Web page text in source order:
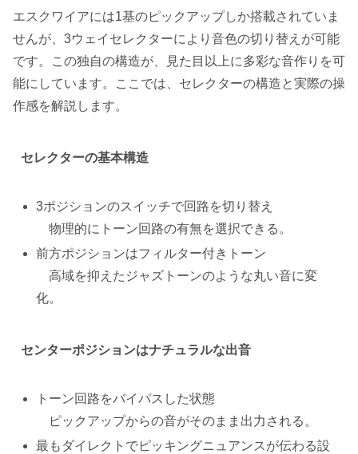
エスクワイアには1基のピックアップしか搭載されていま
せんが、3ウェイセレクターにより音色の切り替えが可能
です。この独自の構造が、見た目以上に多彩な音作りを可
能にしています。ここでは、セレクターの構造と実際の操
作感を解説します。
セレクターの基本構造
3ポジションのスイッチで回路を切り替え
物理的にトーン回路の有無を選択できる。
前方ポジションはフィルター付きトーン
高域を抑えたジャズトーンのような丸い音に変
化。
センターポジションはナチュラルな出音
トーン回路をバイパスした状態
ピックアップからの音がそのまま出力される。
最もダイレクトでピッキングニュアンスが伝わる設